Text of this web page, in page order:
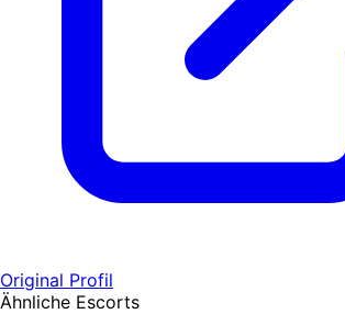
Original Profil
Ähnliche Escorts